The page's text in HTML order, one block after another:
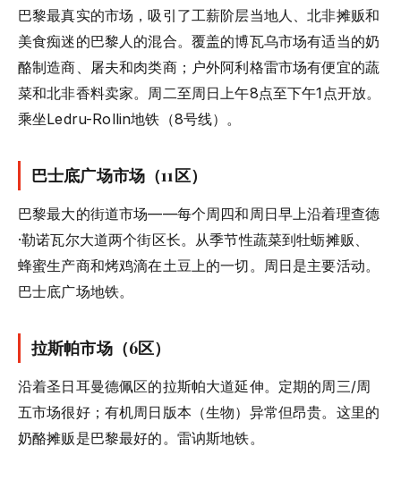
巴黎最真实的市场，吸引了工薪阶层当地人、北非摊贩和
美食痴迷的巴黎人的混合。覆盖的博瓦乌市场有适当的奶
酪制造商、屠夫和肉类商；户外阿利格雷市场有便宜的蔬
菜和北非香料卖家。周二至周日上午8点至下午1点开放。
乘坐Ledru-Rollin地铁（8号线）。
巴士底广场市场（11区）
巴黎最大的街道市场——每个周四和周日早上沿着理查德
·勒诺瓦尔大道两个街区长。从季节性蔬菜到牡蛎摊贩、
蜂蜜生产商和烤鸡滴在土豆上的一切。周日是主要活动。
巴士底广场地铁。
拉斯帕市场（6区）
沿着圣日耳曼德佩区的拉斯帕大道延伸。定期的周三/周
五市场很好；有机周日版本（生物）异常但昂贵。这里的
奶酪摊贩是巴黎最好的。雷讷斯地铁。